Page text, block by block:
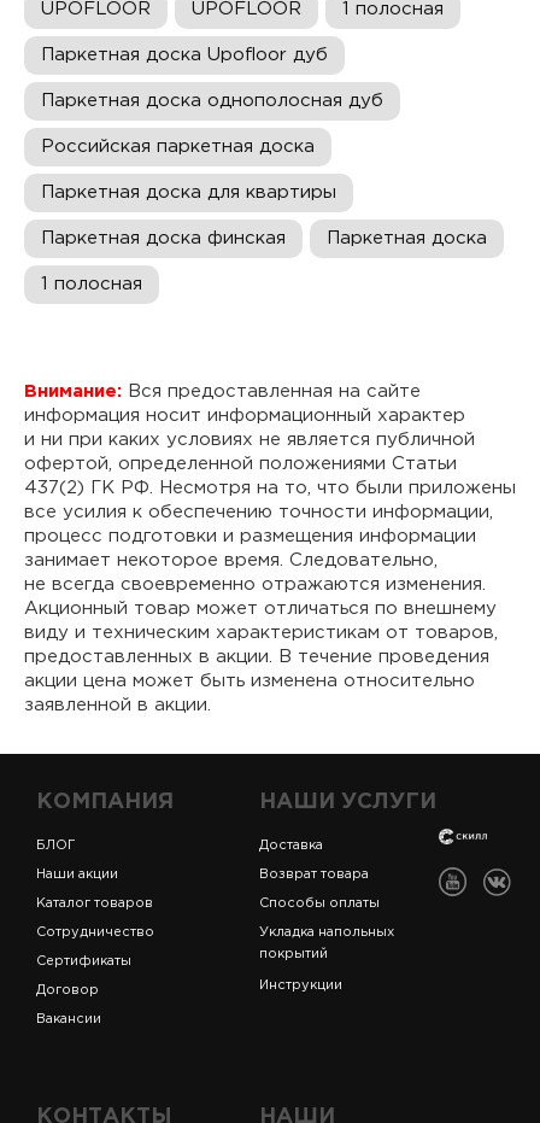
UPOFLOOR UPOFLOOR 1 полосная
Паркетная доска Upofloor дуб
Паркетная доска однополосная дуб
Российская паркетная доска
Паркетная доска для квартиры
Паркетная доска финская Паркетная доска
1 полосная
Внимание: Вся предоставленная на сайте
информация носит информационный характер
и ни при каких условиях не является публичной
офертой, определенной положениями Статьи
437(2) ГК РФ. Несмотря на то, что были приложены
все усилия к обеспечению точности информации,
процесс подготовки и размещения информации
занимает некоторое время. Следовательно,
не всегда своевременно отражаются изменения.
Акционный товар может отличаться по внешнему
виду и техническим характеристикам от товаров,
предоставленных в акции. В течение проведения
акции цена может быть изменена относительно
заявленной в акции.
КОМПАНИЯ
БЛОГ
Наши акции
Каталог товаров
Сотрудничество
Сертификаты
Договор
Вакансии
НАШИ УСЛУГИ
Доставка
Возврат товара
Способы оплаты
Укладка напольных
покрытий
Инструкции
КОНТАКТЫ НАШИ